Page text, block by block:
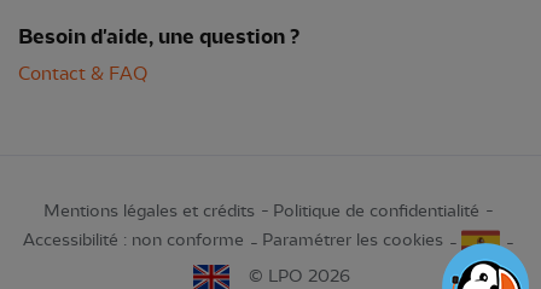
Besoin d'aide, une question ?
Contact & FAQ
Mentions légales et crédits
Politique de confidentialité
Accessibilité : non conforme
Paramétrer les cookies
© LPO 2026